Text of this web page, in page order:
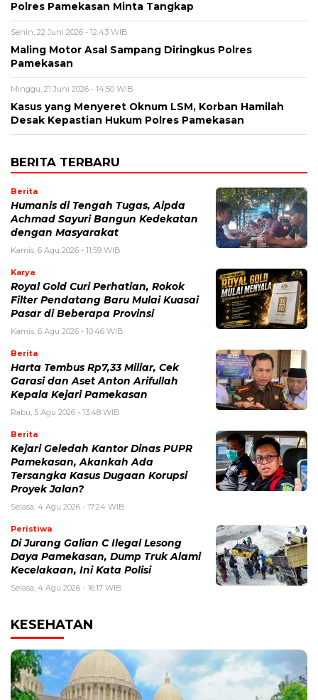
Polres Pamekasan Minta Tangkap
Senin, 22 Juni 2026 - 12:43 WIB
Maling Motor Asal Sampang Diringkus Polres
Pamekasan
Minggu, 21 Juni 2026 - 14:50 WIB
Kasus yang Menyeret Oknum LSM, Korban Hamilah
Desak Kepastian Hukum Polres Pamekasan
BERITA TERBARU
Berita
Humanis di Tengah Tugas, Aipda
Achmad Sayuri Bangun Kedekatan
dengan Masyarakat
Kamis, 6 Agu 2026 - 11:59 WIB
Karya
Royal Gold Curi Perhatian, Rokok
Filter Pendatang Baru Mulai Kuasai
Pasar di Beberapa Provinsi
Kamis, 6 Agu 2026 - 10:46 WIB
Berita
Harta Tembus Rp7,33 Miliar, Cek
Garasi dan Aset Anton Arifullah
Kepala Kejari Pamekasan
Rabu, 5 Agu 2026 - 13:48 WIB
Berita
Kejari Geledah Kantor Dinas PUPR
Pamekasan, Akankah Ada
Tersangka Kasus Dugaan Korupsi
Proyek Jalan?
Selasa, 4 Agu 2026 - 17:24 WIB
Peristiwa
Di Jurang Galian C Ilegal Lesong
Daya Pamekasan, Dump Truk Alami
Kecelakaan, Ini Kata Polisi
Selasa, 4 Agu 2026 - 16:17 WIB
KESEHATAN